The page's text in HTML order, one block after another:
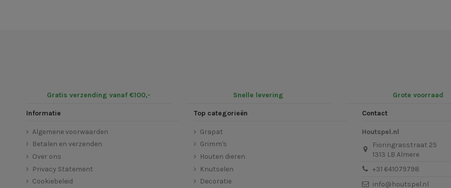
Gratis verzending vanaf €100,- Snelle levering Grote voorraad
Informatie
Algemene voorwaarden
Betalen en verzenden
Over ons
Privacy Statement
Cookiebeleid
Top categorieën
Grapat
Grimm's
Houten dieren
Knutselen
Decoratie
Contact
Houtspel.nl
Fioringrasstraat 25
1313 LB Almere
+31 641079798
info@houtspel.nl